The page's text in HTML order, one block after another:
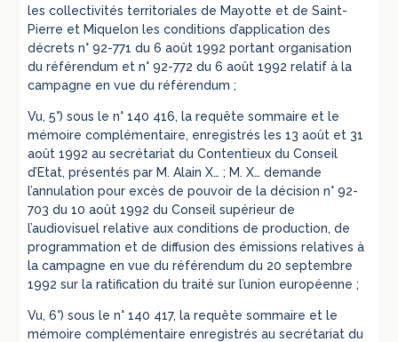
les collectivités territoriales de Mayotte et de Saint-
Pierre et Miquelon les conditions d’application des
décrets n° 92-771 du 6 août 1992 portant organisation
du référendum et n° 92-772 du 6 août 1992 relatif à la
campagne en vue du référendum ;
Vu, 5°) sous le n° 140 416, la requête sommaire et le
mémoire complémentaire, enregistrés les 13 août et 31
août 1992 au secrétariat du Contentieux du Conseil
d’Etat, présentés par M. Alain X… ; M. X… demande
l’annulation pour excès de pouvoir de la décision n° 92-
703 du 10 août 1992 du Conseil supérieur de
l’audiovisuel relative aux conditions de production, de
programmation et de diffusion des émissions relatives à
la campagne en vue du référendum du 20 septembre
1992 sur la ratification du traité sur l’union européenne ;
Vu, 6°) sous le n° 140 417, la requête sommaire et le
mémoire complémentaire enregistrés au secrétariat du